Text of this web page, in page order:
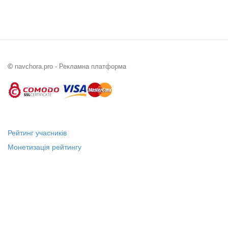
© navchora.pro - Рекламна платформа
Рейтинг учасників
Монетизація рейтингу